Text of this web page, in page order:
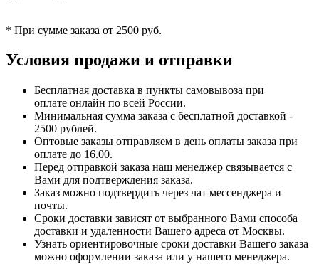
* При сумме заказа от 2500 руб.
Условия продажи и отправки
Бесплатная доставка в пункты самовывоза при
оплате онлайн по всей России.
Минимальная сумма заказа с бесплатной доставкой -
2500 рублей.
Оптовые заказы отправляем в день оплаты заказа при
оплате до 16.00.
Перед отправкой заказа наш менеджер связывается с
Вами для подтверждения заказа.
Заказ можно подтвердить через чат мессенджера и
почты.
Сроки доставки зависят от выбранного Вами способа
доставки и удаленности Вашего адреса от Москвы.
Узнать ориентировочные сроки доставки Вашего заказа
можно оформлении заказа или у нашего менеджера.